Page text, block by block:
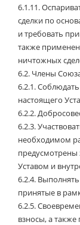
6.1.11.
сделки по
и требовать
также
ничтожных
6.2. Члены
6.2.1.
настоящего
6.2.2.
6.2.3.
необходимом
предусмотрены
Уставом и
6.2.4.
принятые в
6.2.5.
взносы, а